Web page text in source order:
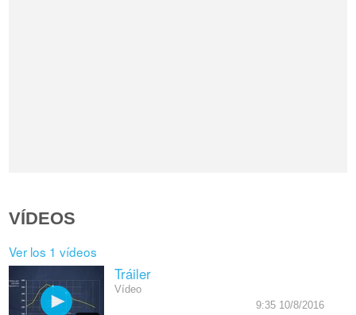
VÍDEOS
Ver los 1 vídeos
Tráiler
Vídeo
9:35 10/8/2016